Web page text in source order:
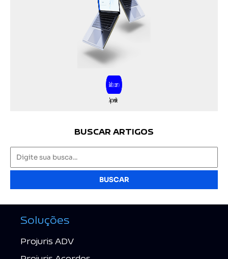
BUSCAR ARTIGOS
BUSCAR
Soluções
Projuris ADV